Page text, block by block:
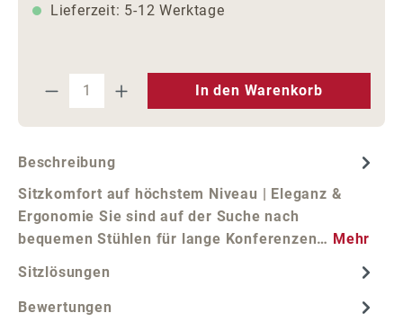
Lieferzeit: 5-12 Werktage
Produkt Anzahl: Gib den
In den Warenkorb
Beschreibung
Sitzkomfort auf höchstem Niveau | Eleganz &
Ergonomie Sie sind auf der Suche nach
bequemen Stühlen für lange Konferenzen… Mehr
Sitzlösungen
Bewertungen